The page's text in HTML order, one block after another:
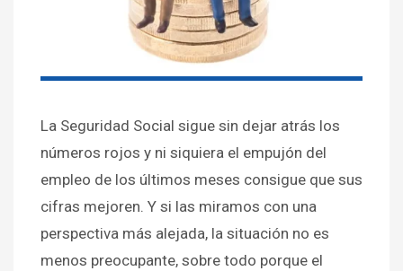
La Seguridad Social sigue sin dejar atrás los
números rojos y ni siquiera el empujón del
empleo de los últimos meses consigue que sus
cifras mejoren. Y si las miramos con una
perspectiva más alejada, la situación no es
menos preocupante, sobre todo porque el